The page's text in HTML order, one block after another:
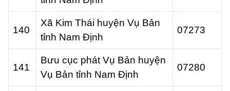
140
Xã Kim Thái huyện Vụ Bản
tỉnh Nam Định
07273
141
Bưu cục phát Vụ Bản huyện
Vụ Bản tỉnh Nam Định
07280